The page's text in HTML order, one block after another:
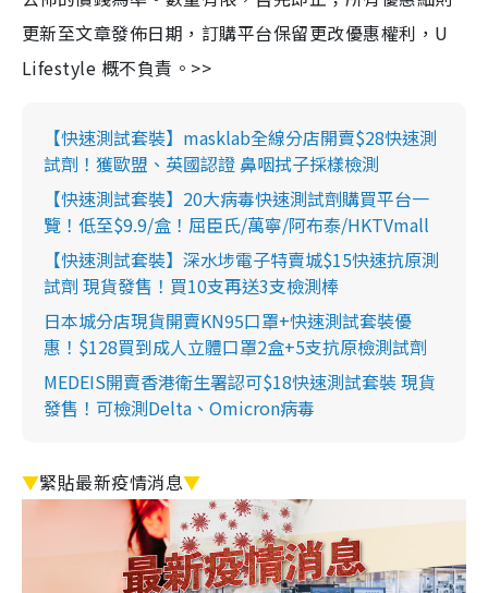
更新至文章發佈日期，訂購平台保留更改優惠權利，U
Lifestyle 概不負責。>>
【快速測試套裝】masklab全線分店開賣$28快速測
試劑！獲歐盟、英國認證 鼻咽拭子採樣檢測
【快速測試套裝】20大病毒快速測試劑購買平台一
覽！低至$9.9/盒！屈臣氏/萬寧/阿布泰/HKTVmall
【快速測試套裝】深水埗電子特賣城$15快速抗原測
試劑 現貨發售！買10支再送3支檢測棒
日本城分店現貨開賣KN95口罩+快速測試套裝優
惠！$128買到成人立體口罩2盒+5支抗原檢測試劑
MEDEIS開賣香港衛生署認可$18快速測試套裝 現貨
發售！可檢測Delta、Omicron病毒
▼緊貼最新疫情消息▼